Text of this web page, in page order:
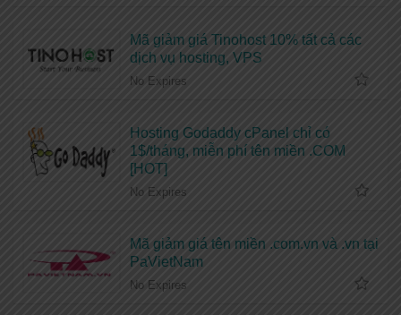
Mã giảm giá Tinohost 10% tất cả các
dịch vụ hosting, VPS
No Expires
Hosting Godaddy cPanel chỉ có
1$/tháng, miễn phí tên miền .COM
[HOT]
No Expires
Mã giảm giá tên miền .com.vn và .vn tại
PaVietNam
No Expires